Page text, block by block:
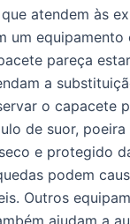
atendem às
pareça
a
o capacete
de suor,
e protegido
podem
Outros